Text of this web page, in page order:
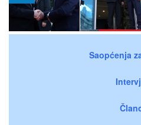
Saopćenja